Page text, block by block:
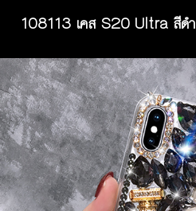
108113 เคส S20 Ultra สีดำ